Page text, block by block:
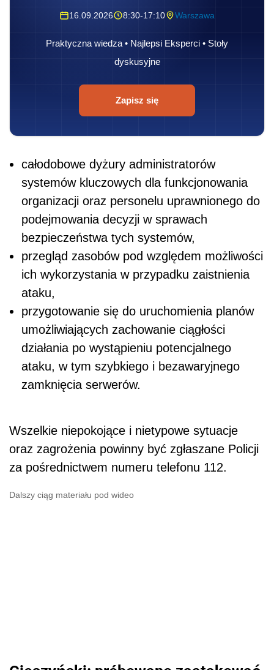
16.09.2026 8:30-17:10 Warszawa
Praktyczna wiedza • Najlepsi Eksperci • Stoły
dyskusyjne
Zapisz się
całodobowe dyżury administratorów
systemów kluczowych dla funkcjonowania
organizacji oraz personelu uprawnionego do
podejmowania decyzji w sprawach
bezpieczeństwa tych systemów,
przegląd zasobów pod względem możliwości
ich wykorzystania w przypadku zaistnienia
ataku,
przygotowanie się do uruchomienia planów
umożliwiających zachowanie ciągłości
działania po wystąpieniu potencjalnego
ataku, w tym szybkiego i bezawaryjnego
zamknięcia serwerów.
Wszelkie niepokojące i nietypowe sytuacje
oraz zagrożenia powinny być zgłaszane Policji
za pośrednictwem numeru telefonu 112.
Dalszy ciąg materiału pod wideo